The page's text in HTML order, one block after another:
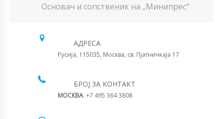
Основач и сопственик на „Минипрес“
АДРЕСА
Русија, 115035, Москва, св. Пјатничкаја 17
БРОЈ ЗА КОНТАКТ
МОСКВА: +7 495 364 3808